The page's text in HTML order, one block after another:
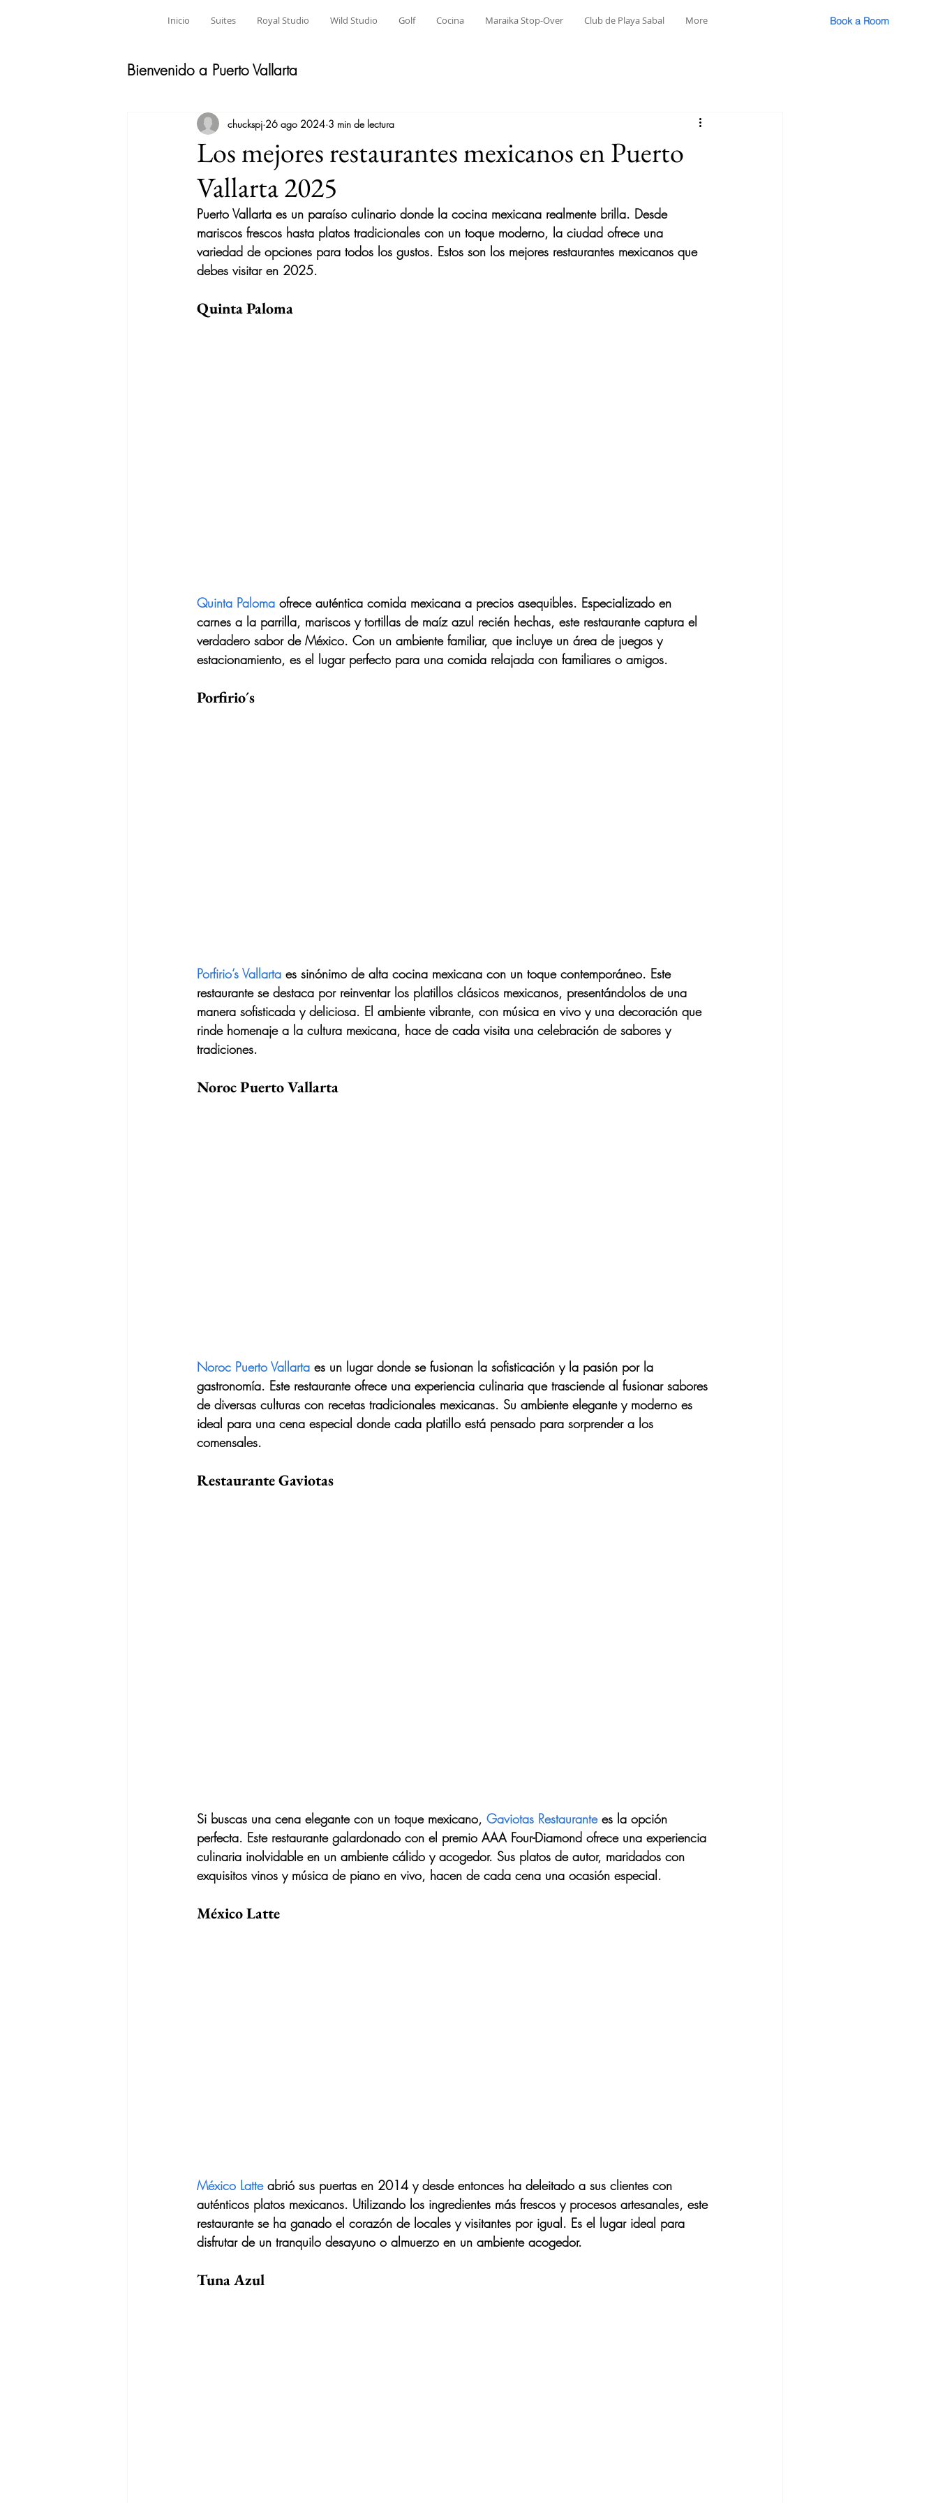
Inicio Suites Royal Studio Wild Studio Golf Cocina Maraika Stop-Over Club de Playa Sabal More Book a Room
Bienvenido a Puerto Vallarta
Los mejores restaurantes mexicanos en Puerto
Vallarta 2025
chuckspj 26 ago 2024 3 min de lectura
Puerto Vallarta es un paraíso culinario donde la cocina mexicana realmente brilla. Desde
mariscos frescos hasta platos tradicionales con un toque moderno, la ciudad ofrece una
variedad de opciones para todos los gustos. Estos son los mejores restaurantes mexicanos que
debes visitar en 2025.
Quinta Paloma
Quinta Paloma ofrece auténtica comida mexicana a precios asequibles. Especializado en
carnes a la parrilla, mariscos y tortillas de maíz azul recién hechas, este restaurante captura el
verdadero sabor de México. Con un ambiente familiar, que incluye un área de juegos y
estacionamiento, es el lugar perfecto para una comida relajada con familiares o amigos.
Porfirio´s
Porfirio’s Vallarta es sinónimo de alta cocina mexicana con un toque contemporáneo. Este
restaurante se destaca por reinventar los platillos clásicos mexicanos, presentándolos de una
manera sofisticada y deliciosa. El ambiente vibrante, con música en vivo y una decoración que
rinde homenaje a la cultura mexicana, hace de cada visita una celebración de sabores y
tradiciones.
Noroc Puerto Vallarta
Noroc Puerto Vallarta es un lugar donde se fusionan la sofisticación y la pasión por la
gastronomía. Este restaurante ofrece una experiencia culinaria que trasciende al fusionar sabores
de diversas culturas con recetas tradicionales mexicanas. Su ambiente elegante y moderno es
ideal para una cena especial donde cada platillo está pensado para sorprender a los
comensales.
Restaurante Gaviotas
Si buscas una cena elegante con un toque mexicano, Gaviotas Restaurante es la opción
perfecta. Este restaurante galardonado con el premio AAA Four-Diamond ofrece una experiencia
culinaria inolvidable en un ambiente cálido y acogedor. Sus platos de autor, maridados con
exquisitos vinos y música de piano en vivo, hacen de cada cena una ocasión especial.
México Latte
México Latte abrió sus puertas en 2014 y desde entonces ha deleitado a sus clientes con
auténticos platos mexicanos. Utilizando los ingredientes más frescos y procesos artesanales, este
restaurante se ha ganado el corazón de locales y visitantes por igual. Es el lugar ideal para
disfrutar de un tranquilo desayuno o almuerzo en un ambiente acogedor.
Tuna Azul